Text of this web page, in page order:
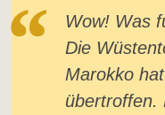
Wow! Was
Die
Marokko
übertroffen.